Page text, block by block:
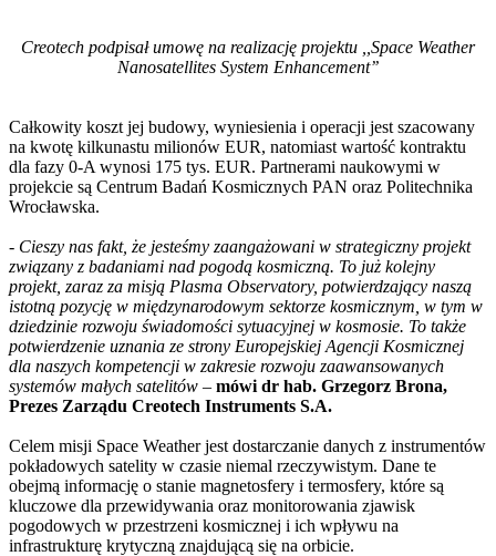
Creotech podpisał umowę na realizację projektu ,,Space Weather
Nanosatellites System Enhancement’’
Całkowity koszt jej budowy, wyniesienia i operacji jest szacowany
na kwotę kilkunastu milionów EUR, natomiast wartość kontraktu
dla fazy 0-A wynosi 175 tys. EUR. Partnerami naukowymi w
projekcie są Centrum Badań Kosmicznych PAN oraz Politechnika
Wrocławska.
- Cieszy nas fakt, że jesteśmy zaangażowani w strategiczny projekt
związany z badaniami nad pogodą kosmiczną. To już kolejny
projekt, zaraz za misją Plasma Observatory, potwierdzający naszą
istotną pozycję w międzynarodowym sektorze kosmicznym, w tym w
dziedzinie rozwoju świadomości sytuacyjnej w kosmosie. To także
potwierdzenie uznania ze strony Europejskiej Agencji Kosmicznej
dla naszych kompetencji w zakresie rozwoju zaawansowanych
systemów małych satelitów – mówi dr hab. Grzegorz Brona,
Prezes Zarządu Creotech Instruments S.A.
Celem misji Space Weather jest dostarczanie danych z instrumentów
pokładowych satelity w czasie niemal rzeczywistym. Dane te
obejmą informację o stanie magnetosfery i termosfery, które są
kluczowe dla przewidywania oraz monitorowania zjawisk
pogodowych w przestrzeni kosmicznej i ich wpływu na
infrastrukturę krytyczną znajdującą się na orbicie.